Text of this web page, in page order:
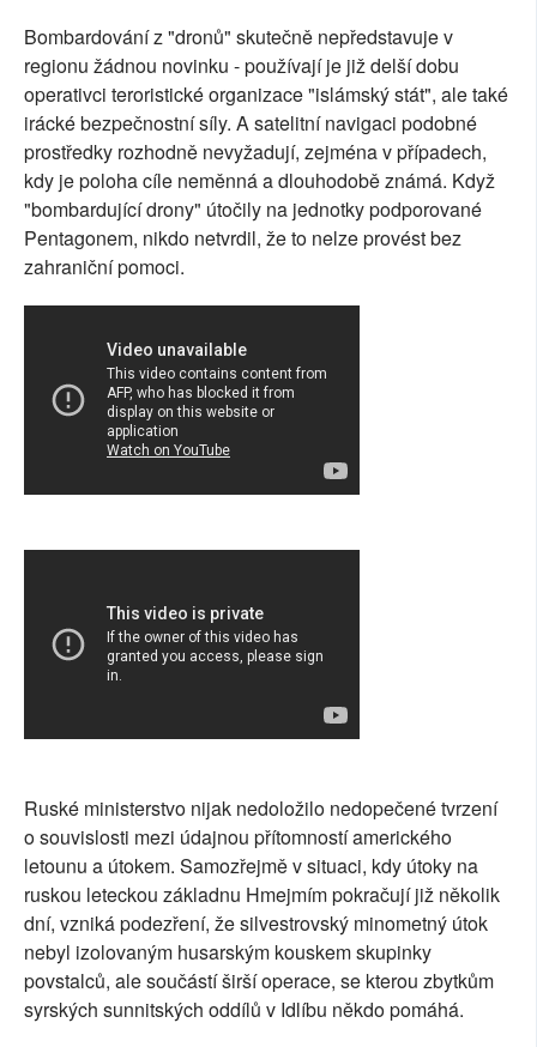
Bombardování z "dronů" skutečně nepředstavuje v
regionu žádnou novinku - používají je již delší dobu
operativci teroristické organizace "islámský stát", ale také
irácké bezpečnostní síly. A satelitní navigaci podobné
prostředky rozhodně nevyžadují, zejména v případech,
kdy je poloha cíle neměnná a dlouhodobě známá. Když
"bombardující drony" útočily na jednotky podporované
Pentagonem, nikdo netvrdil, že to nelze provést bez
zahraniční pomoci.
Ruské ministerstvo nijak nedoložilo nedopečené tvrzení
o souvislosti mezi údajnou přítomností amerického
letounu a útokem. Samozřejmě v situaci, kdy útoky na
ruskou leteckou základnu Hmejmím pokračují již několik
dní, vzniká podezření, že silvestrovský minometný útok
nebyl izolovaným husarským kouskem skupinky
povstalců, ale součástí širší operace, se kterou zbytkům
syrských sunnitských oddílů v Idlíbu někdo pomáhá.